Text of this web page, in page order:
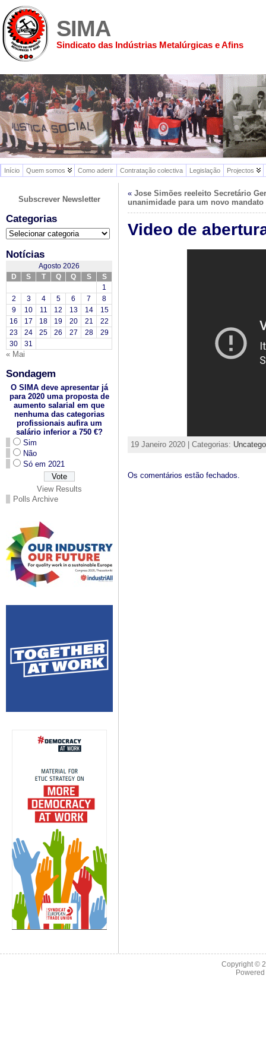
SIMA
Sindicato das Indústrias Metalúrgicas e Afins
Início Quem somos Como aderir Contratação colectiva Legislação Projectos
Subscrever Newsletter
Categorias
Categorias
Notícias
Agosto 2026
D
S T Q Q S
S
1
2
3 4 5 6 7
8
9
10 11 12 13 14
15
16
17 18 19 20 21
22
23
24 25 26 27 28
29
30
31
« Mai
Sondagem
O SIMA deve apresentar já
para 2020 uma proposta de
aumento salarial em que
nenhuma das categorias
profissionais aufira um
salário inferior a 750 €?
Sim
Não
Só em 2021
View Results
Polls Archive
« Jose Simões reeleito Secretário
unanimidade para um novo mandato
Video de
19 Janeiro 2020 | Categorias:
Os comentários estão fechados.
Copyright ©